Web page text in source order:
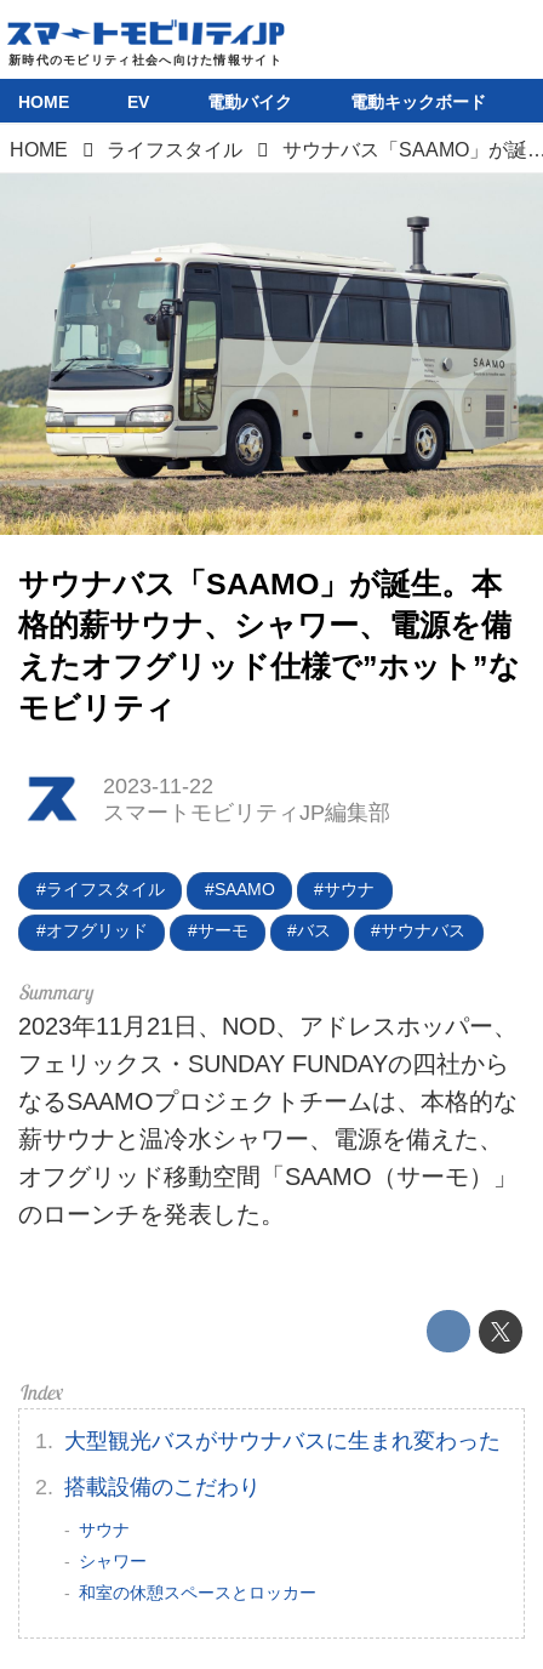
HOME
電動バイク
電動キックボード
ライフスタイル
テクノロジー
プライバシーポリシー
ライター名簿
お問い合せ
広告掲載について
HOME EV 電動バイク 電動キックボード
HOME ライフスタイル サウナバス「SAAMO」が誕生。本格的薪サウナ、シャワー、電源を備
サウナバス「SAAMO」が誕生。本
格的薪サウナ、シャワー、電源を備
えたオフグリッド仕様で”ホット”な
モビリティ
2023-11-22
スマートモビリティJP編集部
ライフスタイル SAAMO サウナ
オフグリッド サーモ バス サウナバス
2023年11月21日、NOD、アドレスホッパー、
フェリックス・SUNDAY FUNDAYの四社から
なるSAAMOプロジェクトチームは、本格的な
薪サウナと温冷水シャワー、電源を備えた、
オフグリッド移動空間「SAAMO（サーモ）」
のローンチを発表した。
大型観光バスがサウナバスに生まれ変わった
搭載設備のこだわり
サウナ
シャワー
和室の休憩スペースとロッカー